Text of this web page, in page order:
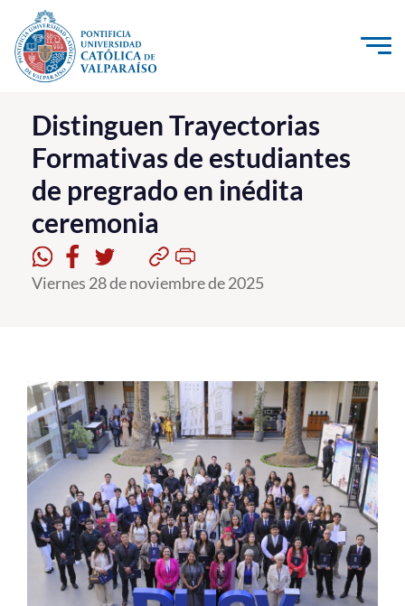
Click acá para ir directamente al contenido
La Universidad
Investigación, Creación e Innovación
PUCV Internacional
Vinculación con el Medio
Admisión
Formación Continua
Estudiantes
Académicos
Funcionarios
Alumni
Distinguen Trayectorias
Formativas de estudiantes
de pregrado en inédita
ceremonia
Viernes 28 de noviembre de 2025